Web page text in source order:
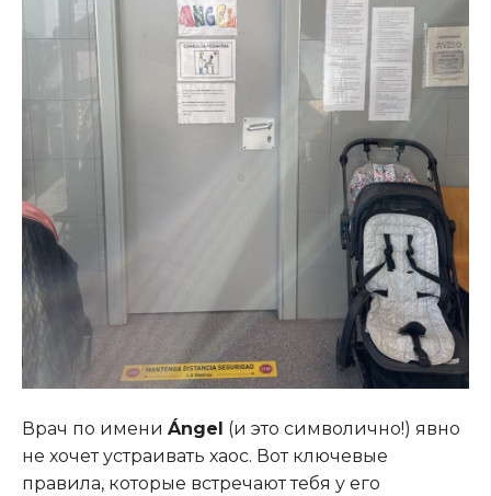
Врач по имени Ángel (и это символично!) явно
не хочет устраивать хаос. Вот ключевые
правила, которые встречают тебя у его